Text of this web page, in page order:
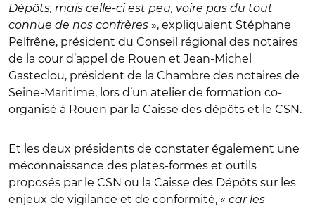
Dépôts, mais celle-ci est peu, voire pas du tout
connue de nos confrères », expliquaient Stéphane
Pelfrêne, président du Conseil régional des notaires
de la cour d’appel de Rouen et Jean-Michel
Gasteclou, président de la Chambre des notaires de
Seine-Maritime, lors d’un atelier de formation co-
organisé à Rouen par la Caisse des dépôts et le CSN.
Et les deux présidents de constater également une
méconnaissance des plates-formes et outils
proposés par le CSN ou la Caisse des Dépôts sur les
enjeux de vigilance et de conformité, « car les